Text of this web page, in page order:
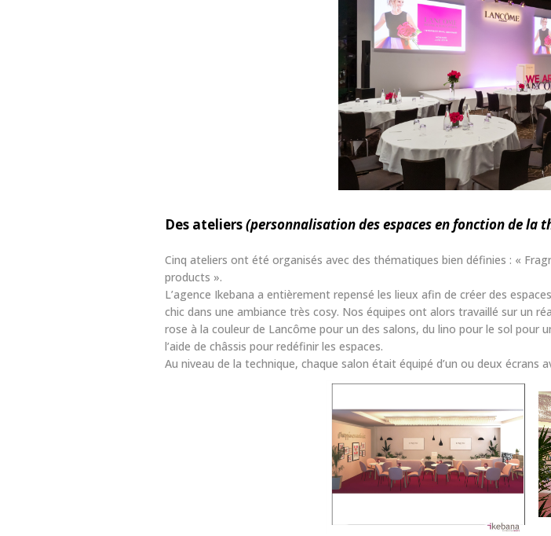
Des ateliers(personnalisation des espaces en fonction de la
Cinq ateliers ont été organisés avec des thématiques bien définies : «
products ».
L’agence Ikebana a entièrement repensé les lieux afin de créer des
chic dans une ambiance très cosy. Nos équipes ont alors travaillé sur un
rose à la couleur de Lancôme pour un des salons, du lino pour le sol pour
l’aide de châssis pour redéfinir les espaces.
Au niveau de la technique, chaque salon était équipé d’un ou deux écrans